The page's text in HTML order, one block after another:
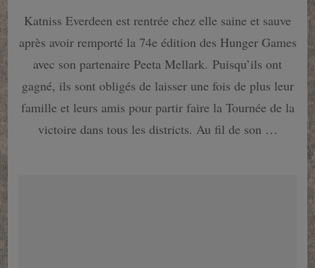
Games
2
:
L’embrasement
(Catching
Fire)
Katniss Everdeen est rentrée chez elle saine et sauve
après avoir remporté la 74e édition des Hunger Games
avec son partenaire Peeta Mellark. Puisqu’ils ont
gagné, ils sont obligés de laisser une fois de plus leur
famille et leurs amis pour partir faire la Tournée de la
victoire dans tous les districts. Au fil de son …